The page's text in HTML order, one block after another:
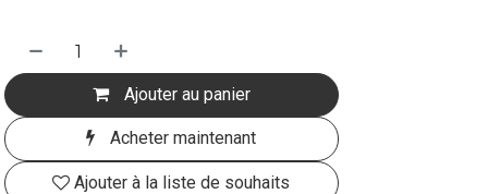
Ajouter au panier
Acheter maintenant
Ajouter à la liste de souhaits